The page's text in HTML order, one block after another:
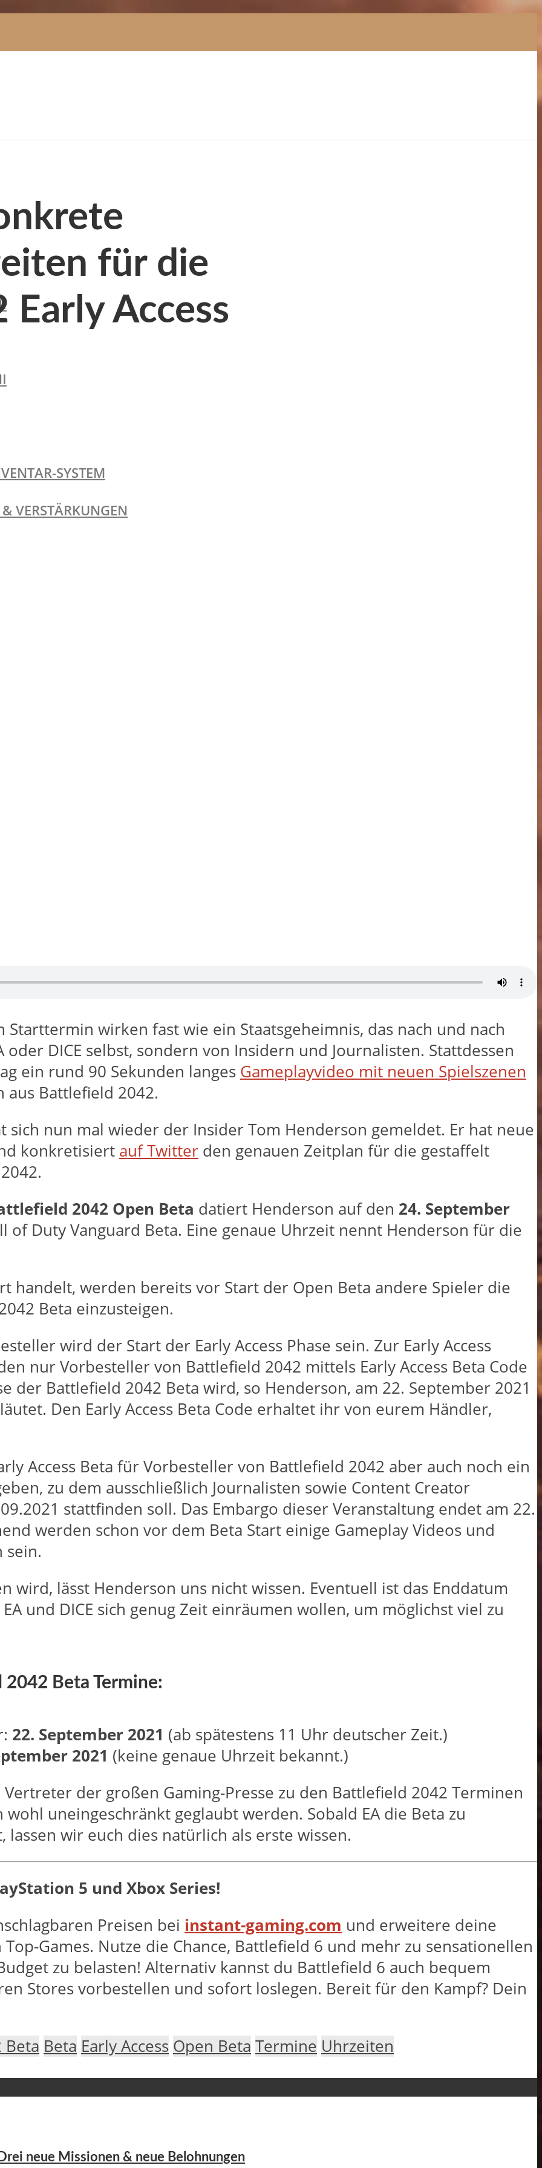
SYSTEM
VERSTÄRKUNGEN
für die
Access
wirken fast wie ein Staatsgeheimnis, das nach und nach
DICE selbst, sondern von Insidern und Journalisten. Stattdessen
ein rund 90 Sekunden langes Gameplayvideo mit neuen Spielszenen
aus Battlefield 2042.
sich nun mal wieder der Insider Tom Henderson gemeldet. Er hat neue
konkretisiert auf Twitter den genauen Zeitplan für die gestaffelt
2042 Open Beta datiert Henderson auf den 24. September
of Duty Vanguard Beta. Eine genaue Uhrzeit nennt Henderson für die
handelt, werden bereits vor Start der Open Beta andere Spieler die
Beta einzusteigen.
wird der Start der Early Access Phase sein. Zur Early Access
nur Vorbesteller von Battlefield 2042 mittels Early Access Beta Code
der Battlefield 2042 Beta wird, so Henderson, am 22. September 2021
Den Early Access Beta Code erhaltet ihr von eurem Händler,
Access Beta für Vorbesteller von Battlefield 2042 aber auch noch ein
zu dem ausschließlich Journalisten sowie Content Creator
stattfinden soll. Das Embargo dieser Veranstaltung endet am 22.
werden schon vor dem Beta Start einige Gameplay Videos und
sein.
wird, lässt Henderson uns nicht wissen. Eventuell ist das Enddatum
und DICE sich genug Zeit einräumen wollen, um möglichst viel zu
Beta Termine:
22. September 2021 (ab spätestens 11 Uhr deutscher Zeit.)
2021 (keine genaue Uhrzeit bekannt.)
der großen Gaming-Presse zu den Battlefield 2042 Terminen
uneingeschränkt geglaubt werden. Sobald EA die Beta zu
wir euch dies natürlich als erste wissen.
5 und Xbox Series!
Preisen bei instant-gaming.com und erweitere deine
Games. Nutze die Chance, Battlefield 6 und mehr zu sensationellen
zu belasten! Alternativ kannst du Battlefield 6 auch bequem
Stores vorbestellen und sofort loslegen. Bereit für den Kampf? Dein
Beta Beta Early Access Open Beta Termine Uhrzeiten
neue Missionen & neue Belohnungen